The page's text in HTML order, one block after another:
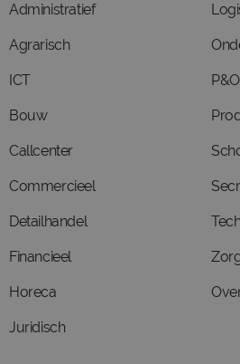
Administratief
Agrarisch
ICT
Bouw
Callcenter
Commercieel
Detailhandel
Financieel
Horeca
Juridisch
P&O